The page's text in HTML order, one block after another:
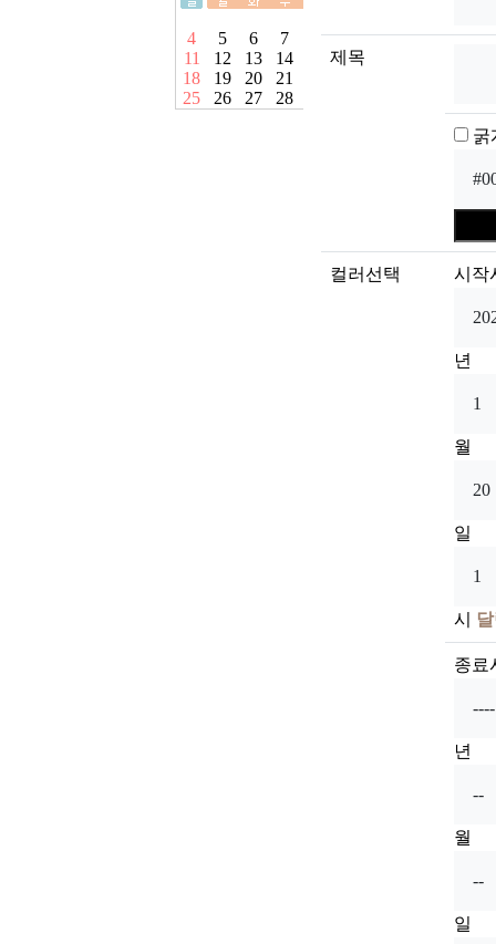
제목
컬러선택 시작
년
월
일
시
종료
년
월
일